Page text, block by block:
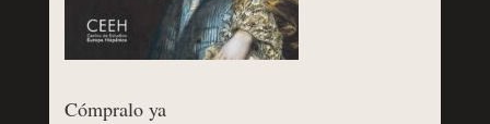
Cómpralo ya